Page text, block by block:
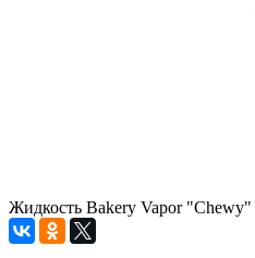
Жидкость Bakery Vapor